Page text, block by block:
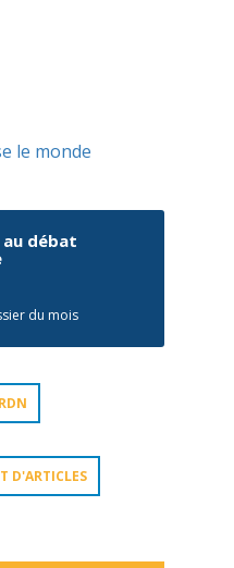
le monde
débat
du mois
D'ARTICLES